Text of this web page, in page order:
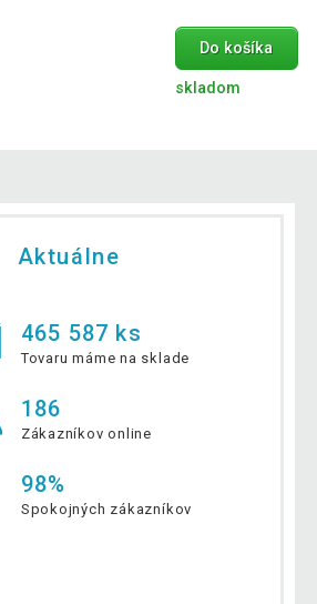
Do košíka
skladom
Aktuálne
465 587 ks
Tovaru máme na sklade
186
Zákazníkov online
98%
Spokojných zákazníkov